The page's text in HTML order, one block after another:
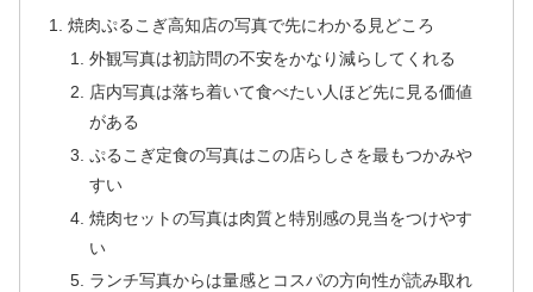
焼肉ぷるこぎ高知店の写真で先にわかる見どころ
外観写真は初訪問の不安をかなり減らしてくれる
店内写真は落ち着いて食べたい人ほど先に見る価値
がある
ぷるこぎ定食の写真はこの店らしさを最もつかみや
すい
焼肉セットの写真は肉質と特別感の見当をつけやす
い
ランチ写真からは量感とコスパの方向性が読み取れ